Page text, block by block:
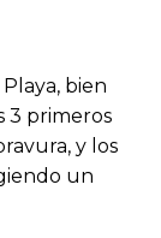
bien
3 primeros
y los
un